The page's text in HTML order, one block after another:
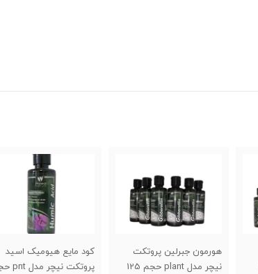
پروتکت
نیچر مدل plant حجم 125
کود مایع هیومیک اسید
پروتکت نیچر مدل pnt حجم
کود محلول
نیچر مدل